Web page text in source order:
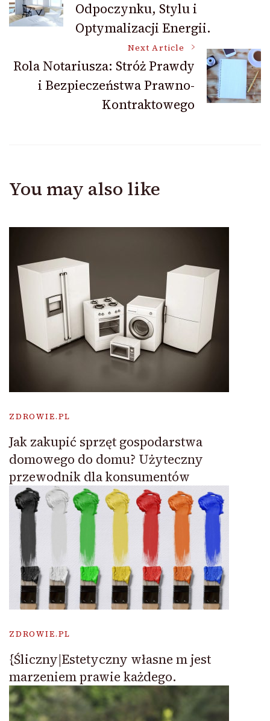
NavigationOdpoczynku, Stylu i
Optymalizacji Energii.
Next Article
Rola Notariusza: Stróż Prawdy
i Bezpieczeństwa Prawno-
Kontraktowego
You may also like
ZDROWIE.PL
Jak zakupić sprzęt gospodarstwa
domowego do domu? Użyteczny
przewodnik dla konsumentów
ZDROWIE.PL
{Śliczny|Estetyczny własne m jest
marzeniem prawie każdego.